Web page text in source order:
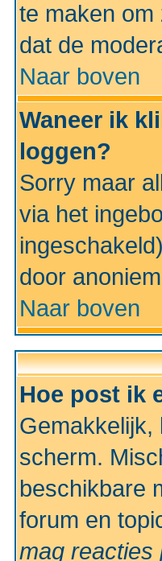
te maken om
dat de
Naar boven
Waneer ik
loggen?
Sorry maar
via het
door
Naar boven
Hoe post ik
Gemakkelijk,
scherm.
beschikbare
forum en
mag reacties